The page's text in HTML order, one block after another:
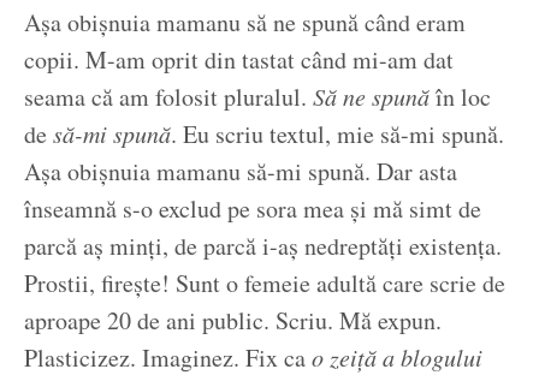
Așa obișnuia mamanu să ne spună când eram
copii. M-am oprit din tastat când mi-am dat
seama că am folosit pluralul. Să ne spunăîn loc
de să-mi spună. Eu scriu textul, mie să-mi spună.
Așa obișnuia mamanu să-mi spună. Dar asta
înseamnă s-o exclud pe sora mea și mă simt de
parcă aș minți, de parcă i-aș nedreptăți existența.
Prostii, firește! Sunt o femeie adultă care scrie de
aproape 20 de ani public. Scriu. Mă expun.
Plasticizez. Imaginez. Fix cao zeiță a blogului